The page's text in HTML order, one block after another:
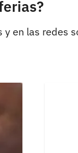
en las redes